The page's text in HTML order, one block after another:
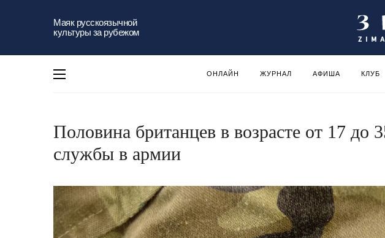
Маяк русскоязычной
культуры за рубежом
ОНЛАЙН ЖУРНАЛ АФИША КЛУБ
Половина британцев в возрасте от 17 до
службы в армии